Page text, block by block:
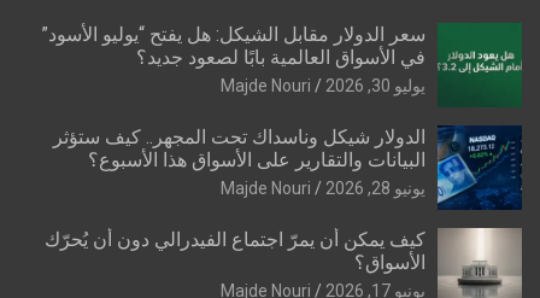
سعر الدولار مقابل الشيكل: هل يفتح “يوليو الأسود”
في الأسواق العالمية بابًا لصعود جديد؟
يوليو 30, 2026 Majde Nouri
الدولار شيكل وناسداك تحت المجهر.. كيف ستؤثر
البيانات والتقارير على الأسواق هذا الأسبوع؟
يونيو 28, 2026 Majde Nouri
كيف يمكن أن يمرّ اجتماع الفيدرالي دون أن يُحرّك
الأسواق؟
يونيو 17, 2026 Majde Nouri